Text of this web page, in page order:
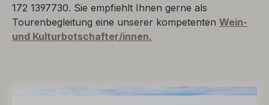
172 1397730. Sie empfiehlt Ihnen gerne als
Tourenbegleitung eine unserer kompetenten Wein-
und Kulturbotschafter/innen.